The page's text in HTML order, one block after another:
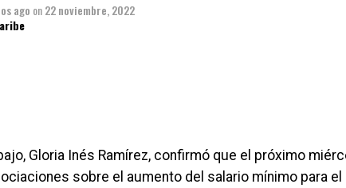
ago on22 noviembre, 2022
Gloria Inés Ramírez, confirmó que el próximo
sobre el aumento del salario mínimo para el